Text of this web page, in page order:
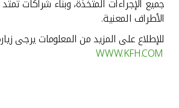
جميع الإجراءات المتخذة، وبناء شراكات
الأطراف المعنية.
للإطلاع على المزيد من المعلومات يرجى
WWW.KFH.COM